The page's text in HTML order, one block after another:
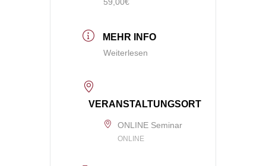
MEHR INFO
Weiterlesen
VERANSTALTUNGSORT
ONLINE Seminar
ONLINE